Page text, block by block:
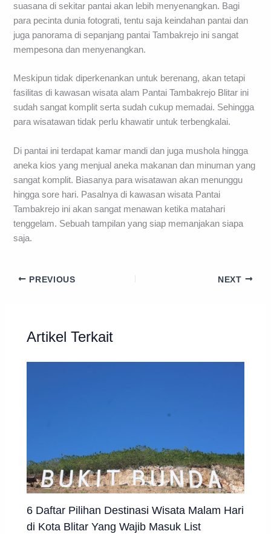
suasana di sekitar pantai akan lebih menyenangkan. Bagi
para pecinta dunia fotograti, tentu saja keindahan pantai dan
juga panorama di sepanjang pantai Tambakrejo ini sangat
mempesona dan menyenangkan.
Meskipun tidak diperkenankan untuk berenang, akan tetapi
fasilitas di kawasan wisata alam Pantai Tambakrejo Blitar ini
sudah sangat komplit serta sudah cukup memadai. Sehingga
para wisatawan tidak perlu khawatir untuk terbengkalai.
Di pantai ini terdapat kamar mandi dan juga mushola hingga
aneka kios yang menjual aneka makanan dan minuman yang
sangat komplit. Biasanya para wisatawan akan menunggu
hingga sore hari. Pasalnya di kawasan wisata Pantai
Tambakrejo ini akan sangat menawan ketika matahari
tenggelam. Sebuah tampilan yang siap memanjakan siapa
saja.
PREVIOUS NEXT
Artikel Terkait
6 Daftar Pilihan Destinasi Wisata Malam Hari
di Kota Blitar Yang Wajib Masuk List